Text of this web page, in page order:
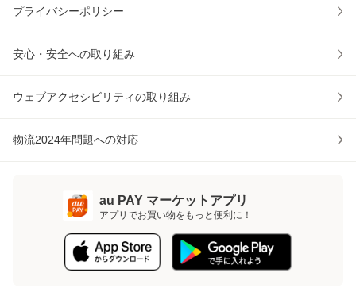
プライバシーポリシー
安心・安全への取り組み
ウェブアクセシビリティの取り組み
物流2024年問題への対応
au PAY マーケットアプリ
アプリでお買い物をもっと便利に！